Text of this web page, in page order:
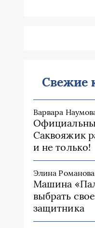
Свежие
Варвара
Саквояжик
и не только!
Элина Романова
Машина
выбрать
защитника